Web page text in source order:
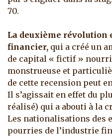
70.
La deuxième révolution
financier, qui a créé un
de capital « fictif »
monstrueuse et
de cette recension peut
Il s’agissait en effet du
réalisé) qui a abouti à la
Les nationalisations des
pourries de l’industrie